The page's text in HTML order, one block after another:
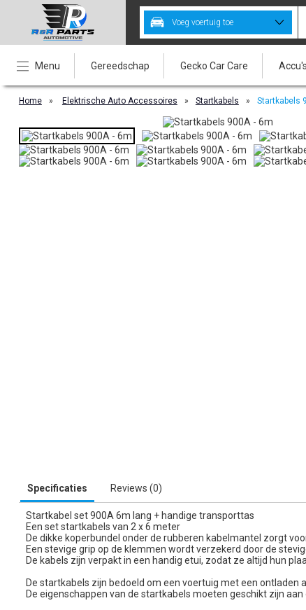
Voeg voertuig toe
Menu Gereedschap Gecko Car Care Accu's
Home » Elektrische Auto Accessoires » Startkabels » Startkabels
Specificaties Reviews (0)
Startkabel set 900A 6m lang + handige transporttas
Een set startkabels van 2 x 6 meter
De dikke koperbundel onder de rubberen kabelmantel zorgt
Een stevige grip op de klemmen wordt verzekerd door de
De kabels zijn verpakt in een handig etui, zodat ze altijd hun
De startkabels zijn bedoeld om een voertuig met een
De eigenschappen van de startkabels moeten geschikt zijn